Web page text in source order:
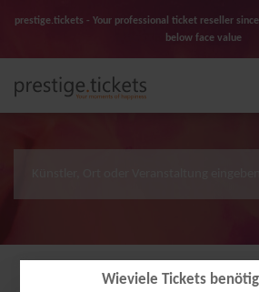
prestige.tickets - Your professional ticket reseller
below face value
Wieviele Tickets